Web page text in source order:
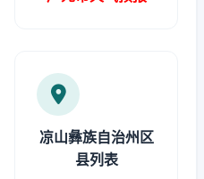
凉山彝族自治州区
县列表